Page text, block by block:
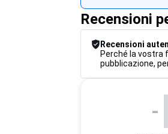
Recensioni
Recensioni
Perché la vostra
pubblicazione,
-